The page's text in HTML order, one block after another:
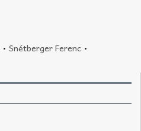
•Snétberger Ferenc •